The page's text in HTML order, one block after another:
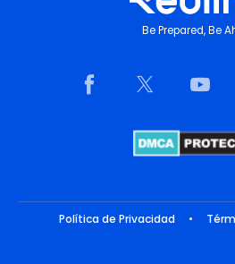
Be Prepared, Be
Política de Privacidad •